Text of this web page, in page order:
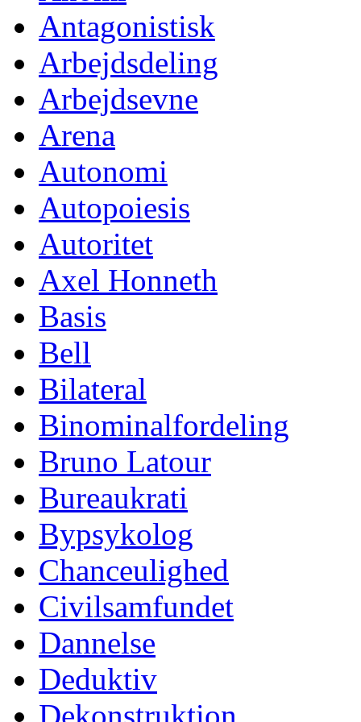
Antagonistisk
Arbejdsdeling
Arbejdsevne
Arena
Autonomi
Autopoiesis
Autoritet
Axel Honneth
Basis
Bell
Bilateral
Binominalfordeling
Bruno Latour
Bureaukrati
Bypsykolog
Chanceulighed
Civilsamfundet
Dannelse
Deduktiv
Dekonstruktion